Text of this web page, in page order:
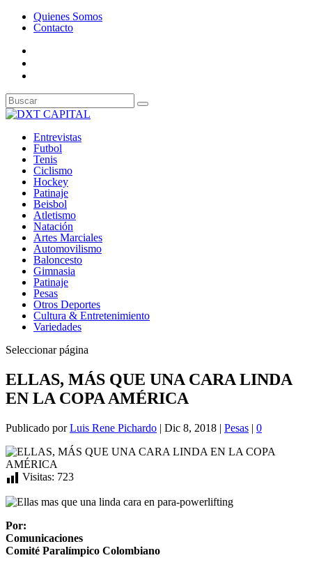
Quienes Somos
Contacto
Entrevistas
Futbol
Tenis
Ciclismo
Hockey
Patinaje
Beisbol
Atletismo
Natación
Artes Marciales
Automovilismo
Baloncesto
Gimnasia
Patinaje
Pesas
Otros Deportes
Cultura & Entretenimiento
Variedades
Seleccionar página
ELLAS, MÁS QUE UNA CARA LINDA
EN LA COPA AMÉRICA
Publicado porLuis Rene Pichardo | Dic 8, 2018 | Pesas | 0
Visitas: 723
Por:
Comunicaciones
Comité Paralímpico Colombiano